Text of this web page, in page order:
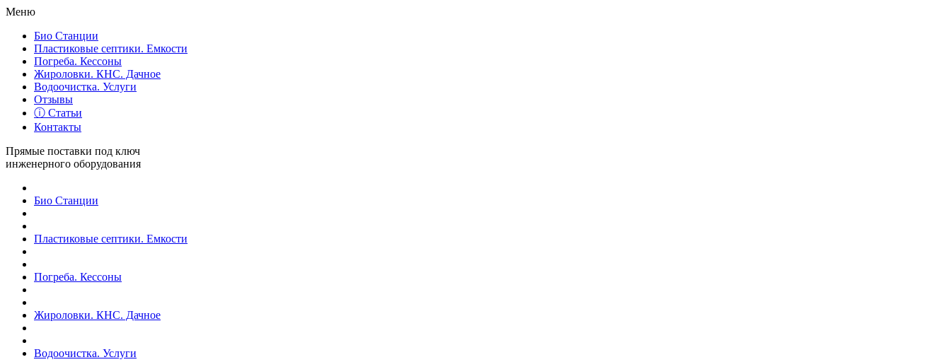
Меню
Био Станции
Пластиковые септики. Емкости
Погреба. Кессоны
Жироловки. КНС. Дачное
Водоочистка. Услуги
Отзывы
ⓘ Статьи
Контакты
Прямые поставки под ключ
инженерного оборудования
Био Станции
Пластиковые септики. Емкости
Погреба. Кессоны
Жироловки. КНС. Дачное
Водоочистка. Услуги